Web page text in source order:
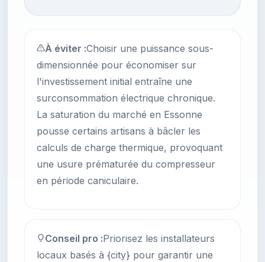
À éviter :Choisir une puissance sous-
dimensionnée pour économiser sur
l'investissement initial entraîne une
surconsommation électrique chronique.
La saturation du marché en Essonne
pousse certains artisans à bâcler les
calculs de charge thermique, provoquant
une usure prématurée du compresseur
en période caniculaire.
Conseil pro :Priorisez les installateurs
locaux basés à {city} pour garantir une